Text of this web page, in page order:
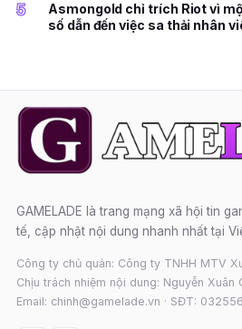
5
Asmongold chỉ trích Riot vì
số dẫn đến việc sa thải nhân
GAMELADE là trang mạng xã hội tin
tế, cập nhật nội dung nhanh nhất tại
Công ty chủ quản: Công ty TNHH MTV
Chịu trách nhiệm nội dung: Nguyễn Xuân
Email: chinh@gamelade.vn · SĐT: